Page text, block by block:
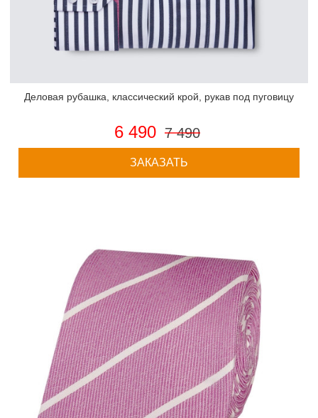
Деловая рубашка, классический крой, рукав под пуговицу
6 490 7 490
ЗАКАЗАТЬ